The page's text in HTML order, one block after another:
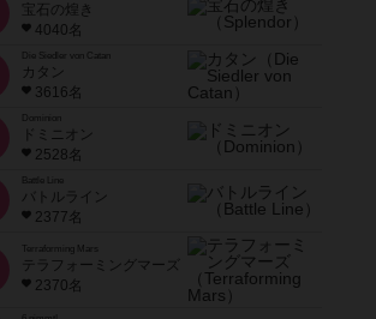
宝石の煌き
4040名
Die Siedler von Catan
カタン
3616名
ドミニオン
2528名
Battle Line
バトルライン
2377名
Terraforming Mars
テラフォーミングマーズ
2370名